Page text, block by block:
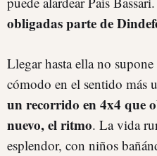
obligadas parte de
Llegar hasta ella no
cómodo en el sentido más
un recorrido en 4x4 que
nuevo, el ritmo. La vida
esplendor, con niños